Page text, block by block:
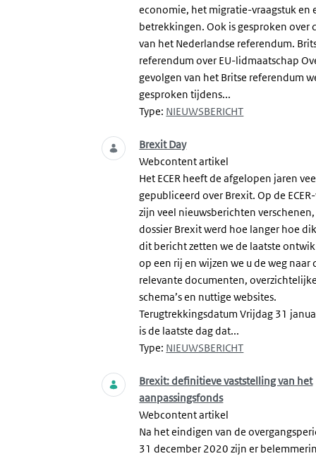
economie, het migratie-vraagstuk en
betrekkingen. Ook is gesproken over
van het Nederlandse referendum.
referendum over EU-lidmaatschap
gevolgen van het Britse referendum
gesproken tijdens...
Type: NIEUWSBERICHT
Brexit Day
Webcontent artikel
Het ECER heeft de afgelopen jaren
gepubliceerd over Brexit. Op de
zijn veel nieuwsberichten
dossier Brexit werd hoe langer hoe
dit bericht zetten we de laatste
op een rij en wijzen we u de weg naar
relevante documenten,
schema’s en nuttige websites.
Terugtrekkingsdatum Vrijdag 31
is de laatste dag dat...
Type: NIEUWSBERICHT
Brexit: definitieve vaststelling van het
aanpassingsfonds
Webcontent artikel
Na het eindigen van de
31 december 2020 zijn er